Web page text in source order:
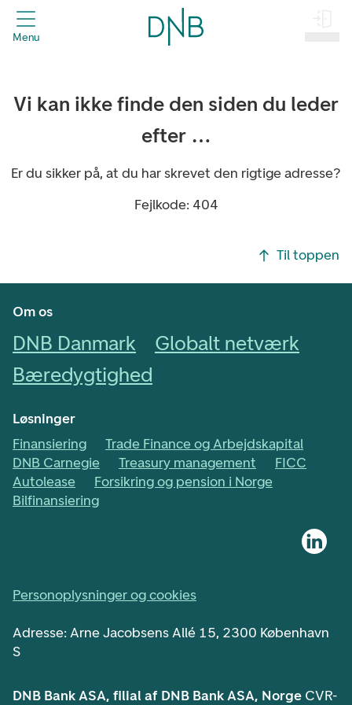
header.title
Menu
Vi kan ikke finde den siden du leder
efter …
Er du sikker på, at du har skrevet den rigtige adresse?
Fejlkode: 404
Til toppen
Om os
DNB Danmark
Globalt netværk
Bæredygtighed
Løsninger
Finansiering
Trade Finance og Arbejdskapital
DNB Carnegie
Treasury management
FICC
Autolease
Forsikring og pension i Norge
Bilfinansiering
Personoplysninger og cookies
Adresse: Arne Jacobsens Allé 15, 2300 København
S
DNB Bank ASA, filial af DNB Bank ASA, Norge CVR-